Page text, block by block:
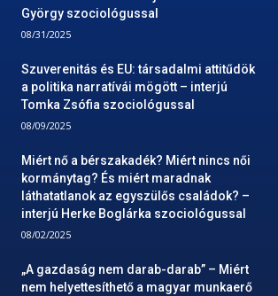
György szociológussal
08/31/2025
Szuverenitás és EU: társadalmi attitűdök
a politika narratívái mögött – interjú
Tomka Zsófia szociológussal
08/09/2025
Miért nő a bérszakadék? Miért nincs női
kormánytag? És miért maradnak
láthatatlanok az egyszülős családok? –
interjú Herke Boglárka szociológussal
08/02/2025
„A gazdaság nem darab-darab” – Miért
nem helyettesíthető a magyar munkaerő